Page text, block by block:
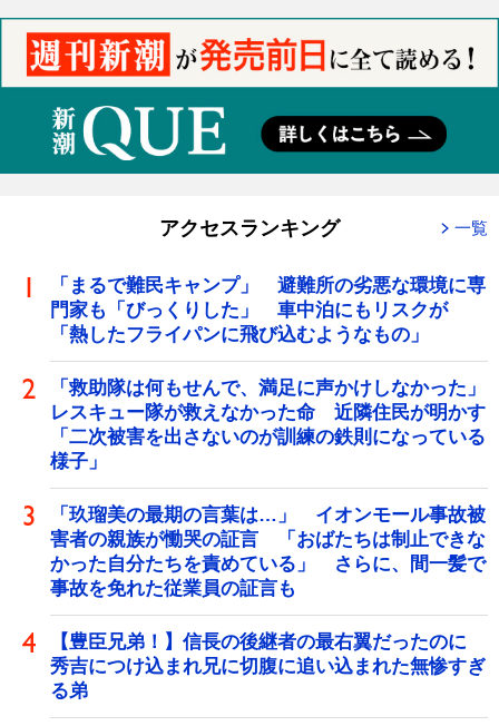
アクセスランキング 一覧
「まるで難民キャンプ」 避難所の劣悪な環境に専
門家も「びっくりした」 車中泊にもリスクが
「熱したフライパンに飛び込むようなもの」
「救助隊は何もせんで、満足に声かけしなかった」
レスキュー隊が救えなかった命 近隣住民が明かす
「二次被害を出さないのが訓練の鉄則になっている
様子」
「玖瑠美の最期の言葉は…」 イオンモール事故被
害者の親族が慟哭の証言 「おばたちは制止できな
かった自分たちを責めている」 さらに、間一髪で
事故を免れた従業員の証言も
【豊臣兄弟！】信長の後継者の最右翼だったのに
秀吉につけ込まれ兄に切腹に追い込まれた無惨すぎ
る弟